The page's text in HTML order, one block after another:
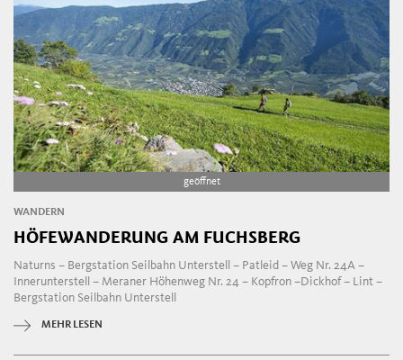
geöffnet
WANDERN
HÖFEWANDERUNG AM FUCHSBERG
Naturns – Bergstation Seilbahn Unterstell – Patleid – Weg Nr. 24A –
Innerunterstell – Meraner Höhenweg Nr. 24 – Kopfron –Dickhof – Lint –
Bergstation Seilbahn Unterstell
MEHR LESEN